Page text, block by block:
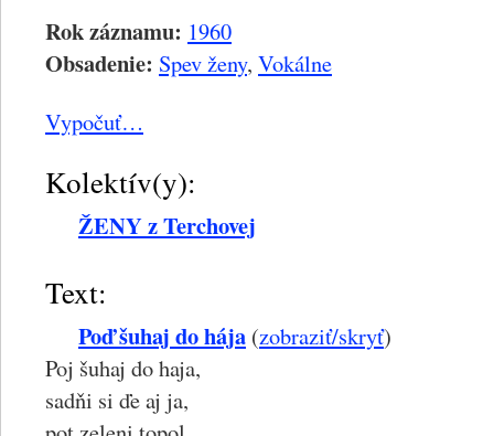
Rok záznamu: 1960
Obsadenie: Spev ženy, Vokálne
Vypočuť…
Kolektív(y):
ŽENY z Terchovej
Text:
Poď šuhaj do hája (zobraziť/skryť)
Poj šuhaj do haja,
sadňi si ďe aj ja,